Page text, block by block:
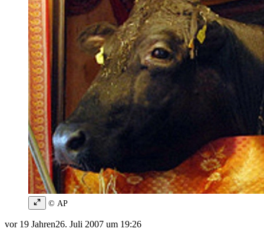
© AP
vor 19 Jahren26. Juli 2007 um 19:26